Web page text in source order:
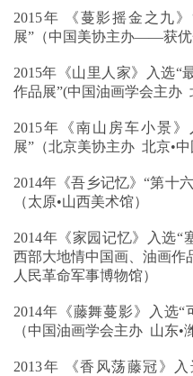
2015年 《蔓影摇金之九
展”（中国美协主办——获优
2015年《山里人家》入选
作品展”(中国油画学会主办
2015年《南山房车小景
展”（北京美协主办 北京•中
2014年《吾乡记忆》“第十
（太原•山西美术馆）
2014年《家园记忆》入选“
西部大地情中国画、油画作
人民革命军事博物馆）
2014年《藤舞蔓影》入选
（中国油画学会主办 山东•
2013年 《香风荡藤冠》